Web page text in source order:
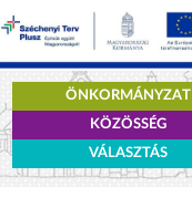
ÖNKORMÁNYZAT
KÖZÖSSÉG
VÁLASZTÁS